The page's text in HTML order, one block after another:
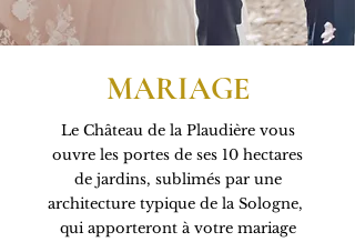
MARIAGE
Le Château de la Plaudière vous
ouvre les portes de ses 10 hectares
de jardins, sublimés par une
architecture typique de la Sologne,
qui apporteront à votre mariage